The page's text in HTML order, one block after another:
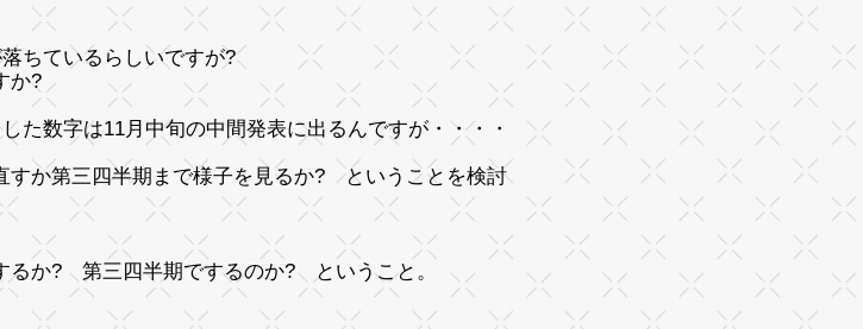
ちているらしいですが?
か?
た数字は11月中旬の中間発表に出るんですが・・・・
第三四半期まで様子を見るか? ということを検討
るか? 第三四半期でするのか? ということ。